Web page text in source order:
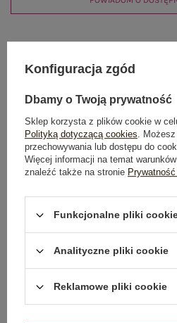
OPIS PRODUKTU
GŁÓWNE PARAMETRY
WYSYŁKA I DOSTAWA
ZWROTY I REKLAMACJE
Konfiguracja zgód
Dbamy o Twoją prywatność
Sklep korzysta z plików cookie w
Polityką dotyczącą cookies.
przechowywania lub dostępu do
Więcej informacji na temat
znaleźć także na stronie
Funkcjonalne pliki
Analityczne pliki cookie
Reklamowe pliki cookie